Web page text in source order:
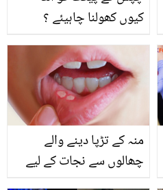
کیوں کھولنا چاہیئے ؟
ٹوٹکے جو خرچہ بھی
بچائیں اور زندگی آسان
بھی بنائیں
منہ کے تڑپا دینے والے
چھالوں سے نجات کے لیے